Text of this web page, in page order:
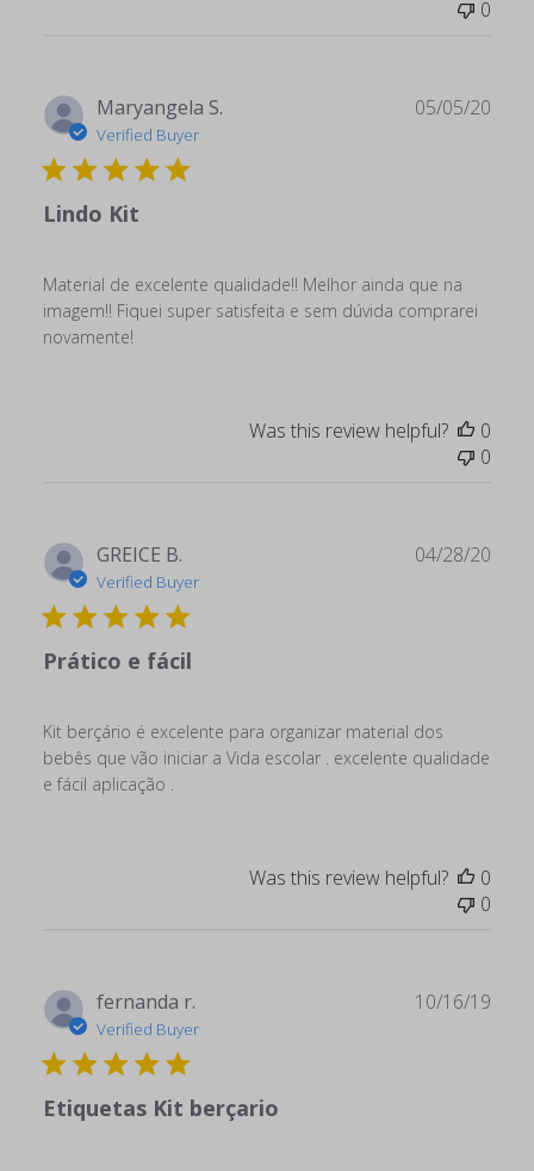
0
Maryangela S.
Verified Buyer
Lindo Kit
Material de excelente qualidade!! Melhor ainda que na
imagem!! Fiquei super satisfeita e sem dúvida comprarei
novamente!
05/05/20
Was this review helpful?
0
0
GREICE B.
Verified Buyer
Prático e fácil
Kit berçário é excelente para organizar material dos
bebês que vão iniciar a Vida escolar . excelente qualidade
e fácil aplicação .
04/28/20
Was this review helpful?
0
0
fernanda r.
Verified Buyer
Etiquetas Kit berçario
10/16/19